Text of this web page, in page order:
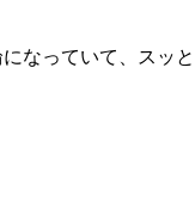
なっていて、スッと